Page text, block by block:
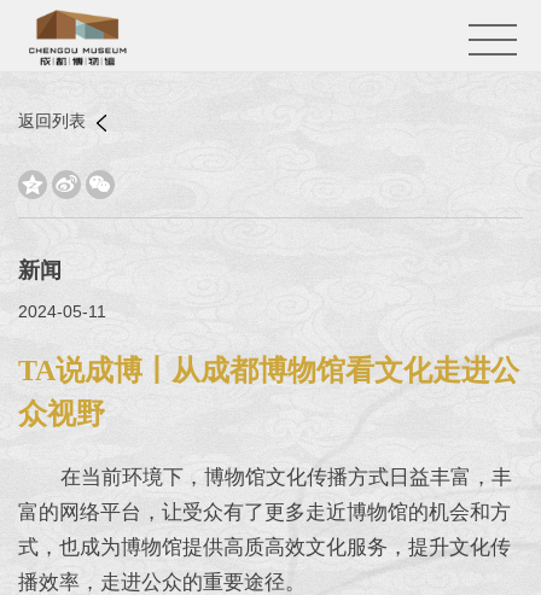
返回列表
  
新闻
2024-05-11
TA说成博丨从成都博物馆看文化走进公
众视野
在当前环境下，博物馆文化传播方式日益丰富，丰
富的网络平台，让受众有了更多走近博物馆的机会和方
式，也成为博物馆提供高质高效文化服务，提升文化传
播效率，走进公众的重要途径。